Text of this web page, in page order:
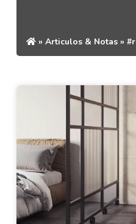
»Articulos & Notas »